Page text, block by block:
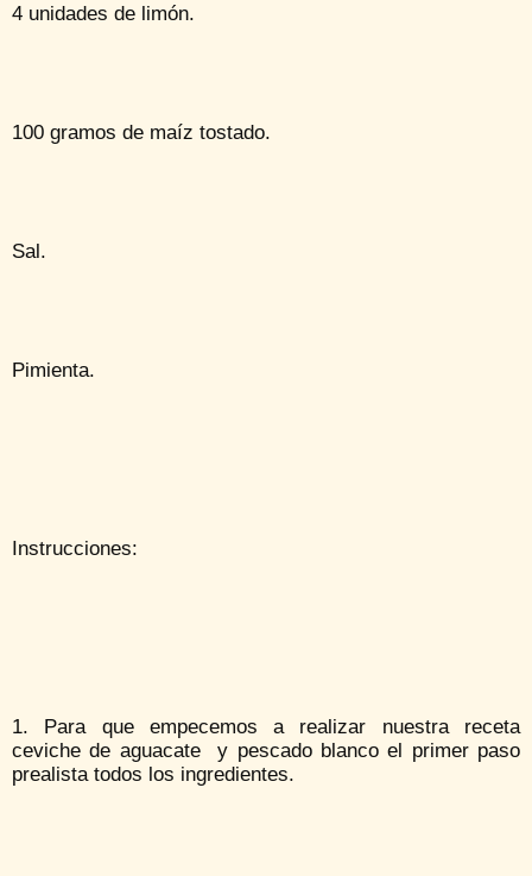
4 unidades de limón.
100 gramos de maíz tostado.
Sal.
Pimienta.
Instrucciones:
1. Para que empecemos a realizar nuestra receta
ceviche de aguacate y pescado blanco el primer paso
prealista todos los ingredientes.